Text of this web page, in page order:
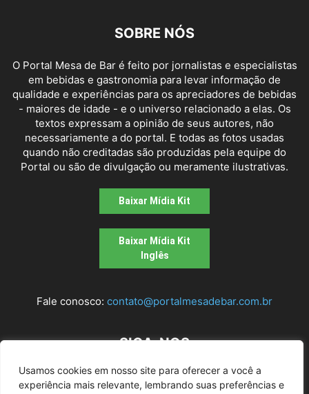
Usamos cookies em nosso site para oferecer a você a
experiência mais relevante, lembrando suas preferências e
SOBRE NÓS
O Portal Mesa de Bar é feito por jornalistas e especialistas
em bebidas e gastronomia para levar informação de
qualidade e experiências para os apreciadores de bebidas
- maiores de idade - e o universo relacionado a elas. Os
textos expressam a opinião de seus autores, não
necessariamente a do portal. E todas as fotos usadas
quando não creditadas são produzidas pela equipe do
Portal ou são de divulgação ou meramente ilustrativas.
Baixar Mídia Kit
Baixar Mídia Kit
Inglês
Fale conosco: contato@portalmesadebar.com.br
SIGA-NOS